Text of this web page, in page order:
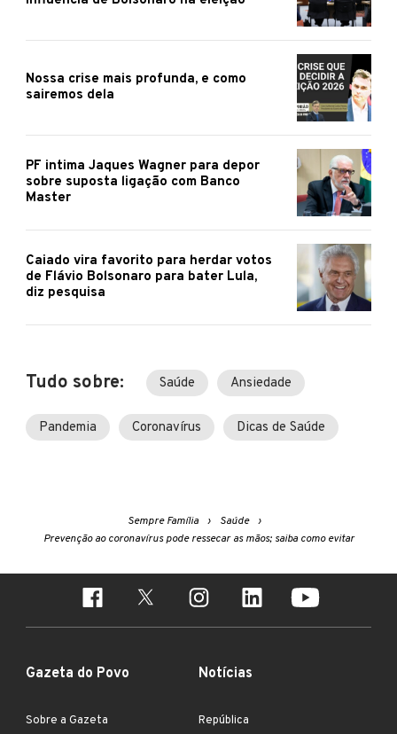
Nossa crise mais profunda, e como
sairemos dela
PF intima Jaques Wagner para depor
sobre suposta ligação com Banco
Master
Caiado vira favorito para herdar votos
de Flávio Bolsonaro para bater Lula,
diz pesquisa
Tudo sobre: Saúde Ansiedade
Pandemia Coronavírus Dicas de Saúde
Sempre Família
Saúde
Prevenção ao coronavírus pode ressecar as mãos; saiba como evitar
Gazeta do Povo
Sobre a Gazeta
Notícias
República